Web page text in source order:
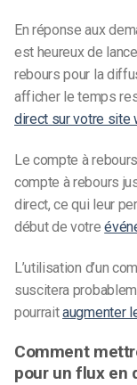
En réponse aux
est heureux de
rebours pour la
afficher le temps
direct sur votre site
Le compte à
compte à rebours
direct, ce qui leur
début de votre
L’utilisation d’un
suscitera
pourraitaugmenter
Comment
pour un flux en